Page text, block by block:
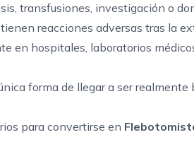
transfusiones, investigación o
reacciones adversas tras la
en hospitales, laboratorios
forma de llegar a ser realmente
para convertirse en